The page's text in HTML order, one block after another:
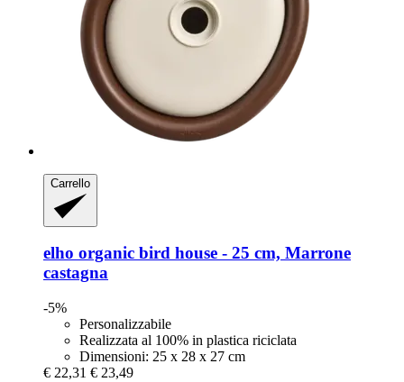
Carrello
elho organic bird house -​ 25 cm, Marrone
castagna
-5%
Personalizzabile
Realizzata al 100% in plastica riciclata
Dimensioni: 25 x 28 x 27 cm
€ 22,31 € 23,49